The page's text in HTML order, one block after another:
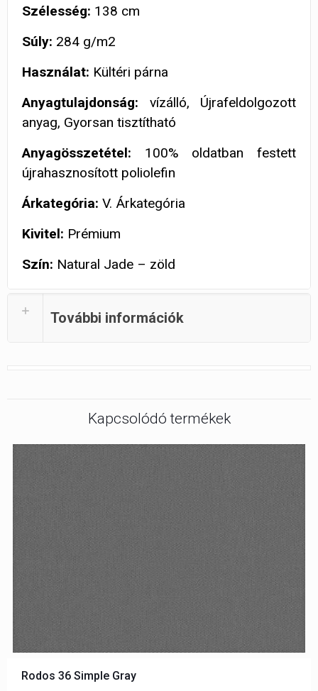
Szélesség: 138 cm
Súly: 284 g/m2
Használat: Kültéri párna
Anyagtulajdonság: vízálló, Újrafeldolgozott
anyag, Gyorsan tisztítható
Anyagösszetétel: 100% oldatban festett
újrahasznosított poliolefin
Árkategória: V. Árkategória
Kivitel: Prémium
Szín: Natural Jade – zöld
További információk
Kapcsolódó termékek
Rodos 36 Simple Gray